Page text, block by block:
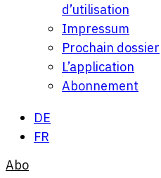
d’utilisation
Impressum
Prochain dossier
L’application
Abonnement
DE
FR
Abo